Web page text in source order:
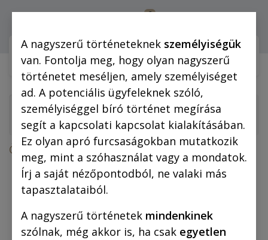
0
Webshop (mobilra)
Összes termék
Ajándéktárgyak
Vászonkép: „Fülig Jimmy és Pollinó tábornok”
40x60 cm
A nagyszerű történeteknek személyiségük
van. Fontolja meg, hogy olyan nagyszerű
történetet meséljen, amely személyiséget
ad. A potenciális ügyfeleknek szóló,
személyiséggel bíró történet megírása
segít a kapcsolati kapcsolat kialakításában.
Ez olyan apró furcsaságokban mutatkozik
meg, mint a szóhasználat vagy a mondatok.
Írj a saját nézőpontodból, ne valaki más
tapasztalataiból.
A nagyszerű történetek mindenkinek
szólnak, még akkor is, ha csak egyetlen